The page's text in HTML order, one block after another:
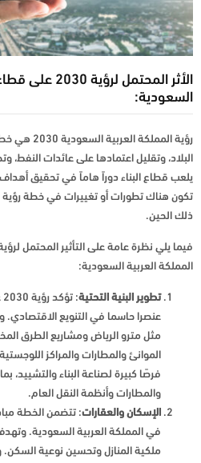
الأثر المحتمل
السعودية:
رؤية
البلاد، وتقليل اعتمادها على عائدات النفط،
ذلك الحين.
المملكة العربية السعودية:
تطوير البنية التحتية
عنصرا حاسما في التنويع
مثل مترو الرياض ومشاريع الطرق
الموانئ والمطارات والمراكز
فرصًا كبيرة لصناعة البناء والتشييد،
والمطارات وأنظمة النقل العام.
الإسكان والعقارات: تتضمن الخطة
في المملكة العربية السعودية.
ملكية المنازل وتحسين نوعية